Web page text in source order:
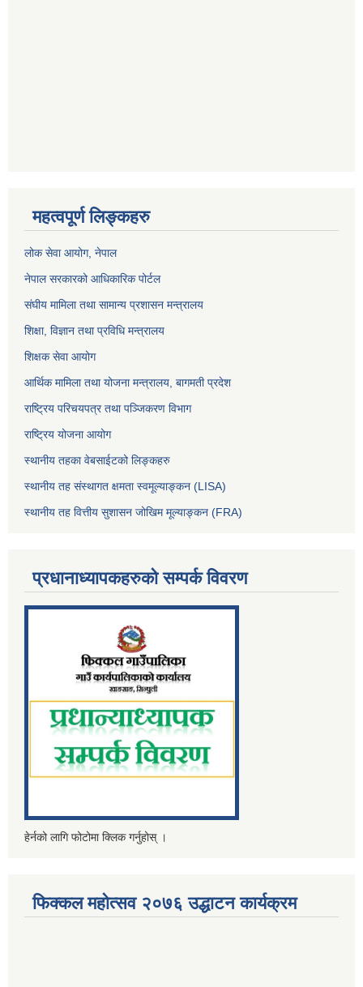
महत्वपूर्ण लिङ्कहरु
लोक सेवा आयोग, नेपाल
नेपाल सरकारको आधिकारिक पोर्टल
संघीय मामिला तथा सामान्य प्रशासन मन्त्रालय
शिक्षा, विज्ञान तथा प्रविधि मन्त्रालय
शिक्षक सेवा आयोग
आर्थिक मामिला तथा योजना मन्त्रालय, बागमती प्रदेश
राष्ट्रिय परिचयपत्र तथा पञ्जिकरण विभाग
राष्ट्रिय योजना आयोग
स्थानीय तहका वेबसाईटको लिङ्कहरु
स्थानीय तह संस्थागत क्षमता स्वमूल्याङ्कन (LISA)
स्थानीय तह वित्तीय सुशासन जोखिम मूल्याङ्कन (FRA)
प्रधानाध्यापकहरुको सम्पर्क विवरण
हेर्नको लागि फोटोमा क्लिक गर्नुहोस् ।
फिक्कल महोत्सव २०७६ उद्धाटन कार्यक्रम